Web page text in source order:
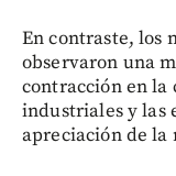
En contraste, los
observaron una
contracción en la
industriales y las
apreciación de la